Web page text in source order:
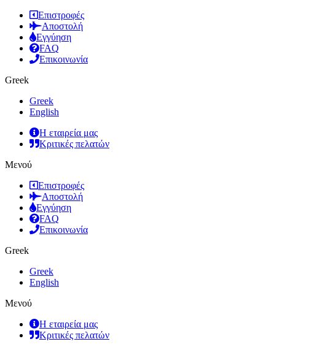
Επιστροφές
Αποστολή
Εγγύηση
FAQ
Επικοινωνία
Greek
Greek
English
Η εταιρεία μας
Κριτικές πελατών
Μενού
Επιστροφές
Αποστολή
Εγγύηση
FAQ
Επικοινωνία
Greek
Greek
English
Μενού
Η εταιρεία μας
Κριτικές πελατών